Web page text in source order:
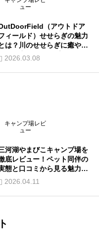
ュー
（アウトドア
ィールド）せせらぎの魅力
は？川のせせらぎに癒やさ
る静寂のキャンプ場を紹介
2026.03.08
キャンプ場レビ
ュー
河湖やまびこキャンプ場を
底レビュー！ペット同伴の
態と口コミから見る魅力を
介
2026.04.11